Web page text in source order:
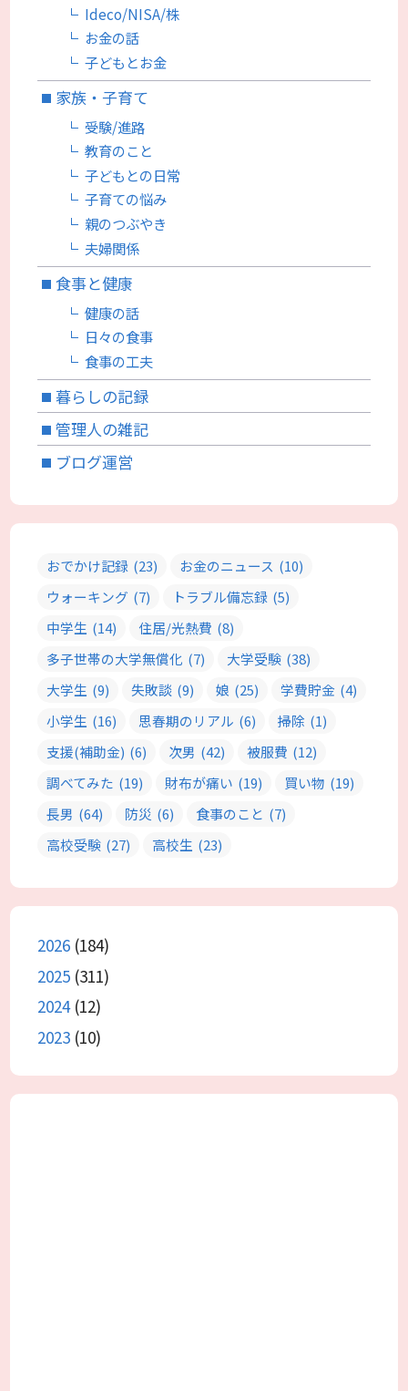
Ideco/NISA/株
お金の話
子どもとお金
家族・子育て
受験/進路
教育のこと
子どもとの日常
子育ての悩み
親のつぶやき
夫婦関係
食事と健康
健康の話
日々の食事
食事の工夫
暮らしの記録
管理人の雑記
ブログ運営
おでかけ記録 (23) お金のニュース (10)
ウォーキング (7) トラブル備忘録 (5)
中学生 (14) 住居/光熱費 (8)
多子世帯の大学無償化 (7) 大学受験 (38)
大学生 (9) 失敗談 (9) 娘 (25) 学費貯金 (4)
小学生 (16) 思春期のリアル (6) 掃除 (1)
支援(補助金) (6) 次男 (42) 被服費 (12)
調べてみた (19) 財布が痛い (19) 買い物 (19)
長男 (64) 防災 (6) 食事のこと (7)
高校受験 (27) 高校生 (23)
2026 (184)
2025 (311)
2024(12)
2023 (10)